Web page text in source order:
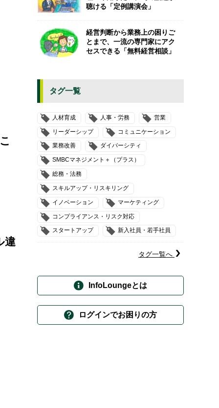
違
聴ける「定例講演会」
経営判断から業務上の困りご
とまで、一流の専門家にアク
セスできる「無料経営相談」
タグ一覧
人材育成 人事・労務 営業
リーダーシップ コミュニケーション
業務改善 ダイバーシティ
SMBCマネジメント＋（プラス）
総務・法務
スキルアップ・リスキリング
イノベーション マーケティング
コンプライアンス・リスク対応
スタートアップ 新入社員・若手社員
タグ一覧へ
InfoLoungeとは
ログインでお困りの方